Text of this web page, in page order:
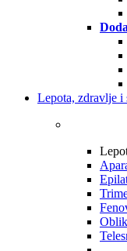
Lepota, zdravlje i